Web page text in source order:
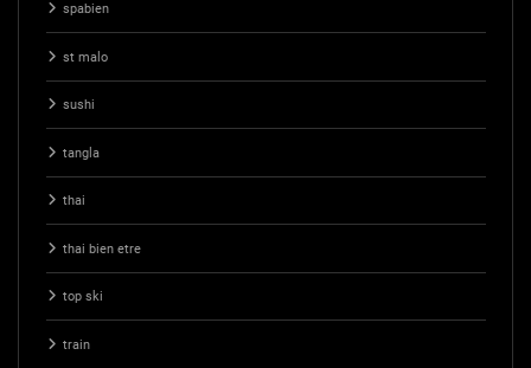
spabien
st malo
sushi
tangla
thai
thai bien etre
top ski
train